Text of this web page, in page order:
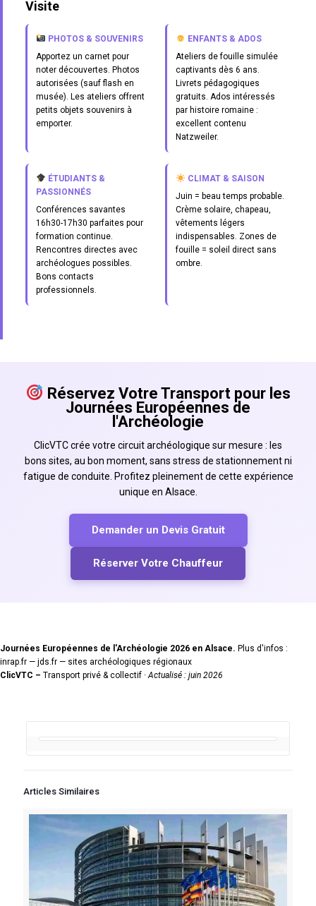
Visite
PHOTOS & SOUVENIRS
Apportez un carnet pour
noter découvertes. Photos
autorisées (sauf flash en
musée). Les ateliers offrent
petits objets souvenirs à
emporter.
ENFANTS & ADOS
Ateliers de fouille simulée
captivants dès 6 ans.
Livrets pédagogiques
gratuits. Ados intéressés
par histoire romaine :
excellent contenu
Natzweiler.
ÉTUDIANTS &
PASSIONNÉS
Conférences savantes
16h30-17h30 parfaites pour
formation continue.
Rencontres directes avec
archéologues possibles.
Bons contacts
professionnels.
CLIMAT & SAISON
Juin = beau temps probable.
Crème solaire, chapeau,
vêtements légers
indispensables. Zones de
fouille = soleil direct sans
ombre.
Réservez Votre Transport pour les
Journées Européennes de
l'Archéologie
ClicVTC crée votre circuit archéologique sur mesure : les
bons sites, au bon moment, sans stress de stationnement ni
fatigue de conduite. Profitez pleinement de cette expérience
unique en Alsace.
Demander un Devis Gratuit
Réserver Votre Chauffeur
Journées Européennes de l'Archéologie 2026 en Alsace. Plus d'infos :
inrap.fr — jds.fr — sites archéologiques régionaux
ClicVTC – Transport privé & collectif · Actualisé : juin 2026
Articles Similaires